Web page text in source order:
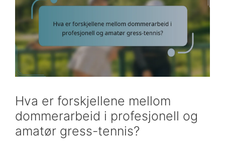
Hva er forskjellene mellom
dommerarbeid i profesjonell og
amatør gress-tennis?